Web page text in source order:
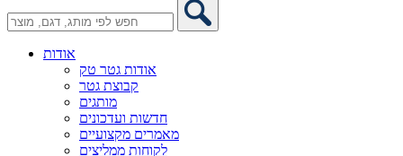
אודות
אודות גטר טק
קבוצת גטר
מותגים
חדשות ועדכונים
מאמרים מקצועיים
לקוחות ממליצים